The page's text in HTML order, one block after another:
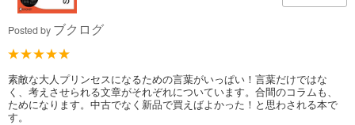
Posted by ブクログ
素敵な大人プリンセスになるための言葉がいっぱい！言葉だけではな
く、考えさせられる文章がそれぞれについています。合間のコラムも、
ためになります。中古でなく新品で買えばよかった！と思わされる本で
す。